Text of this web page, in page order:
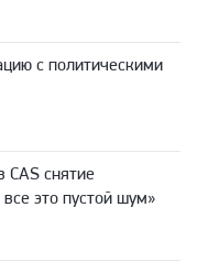
с политическими
снятие
это пустой шум»